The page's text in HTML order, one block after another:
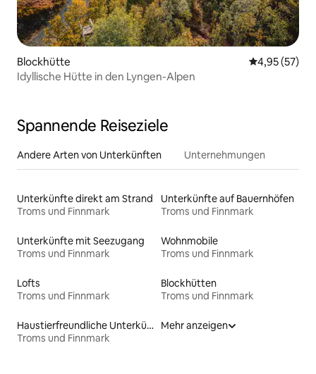
Blockhütte
4,95 (57)
Idyllische Hütte in den Lyngen-Alpen
Spannende Reiseziele
Andere Arten von Unterkünften Unternehmungen
Unterkünfte direkt am Strand
Troms und Finnmark
Unterkünfte auf Bauernhöfen
Troms und Finnmark
Unterkünfte mit Seezugang
Troms und Finnmark
Wohnmobile
Troms und Finnmark
Lofts
Troms und Finnmark
Blockhütten
Troms und Finnmark
Haustierfreundliche Unterkünfte
Troms und Finnmark
Mehr anzeigen